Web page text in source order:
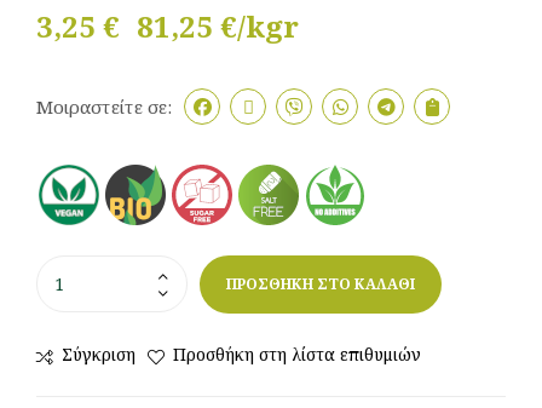
3,25 € 81,25 €/kgr
Μοιραστείτε σε:
ΠΡΟΣΘΗΚΗ ΣΤΟ ΚΑΛΑΘΙ
Σύγκριση Προσθήκη στη λίστα επιθυμιών